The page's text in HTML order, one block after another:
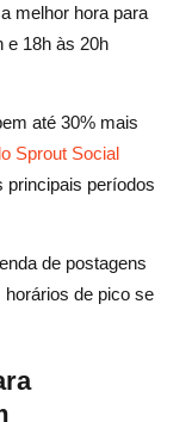
melhor hora para
e 18h às 20h
até 30% mais
Sprout Social
principais períodos
de postagens
de pico se